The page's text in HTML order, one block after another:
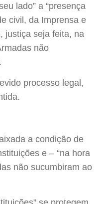
lado” a “presença
civil, da Imprensa e
justiça seja feita, na
não
processo legal,
a condição de
e – “na hora
não sucumbiram ao